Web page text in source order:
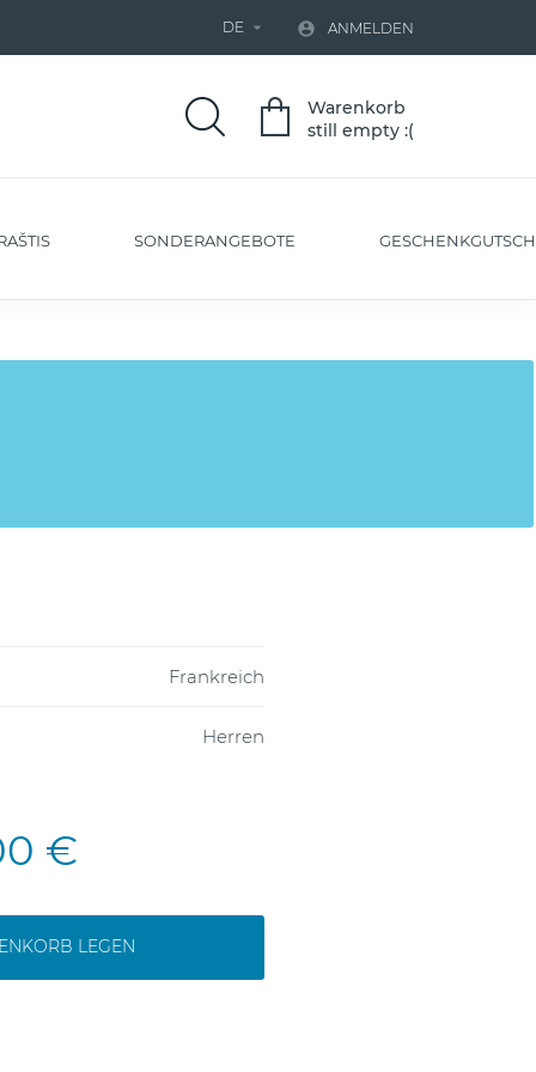
DE   ANMELDEN
Warenkorb
still empty :(
SONDERANGEBOTE
Frankreich
Herren
€
LEGEN